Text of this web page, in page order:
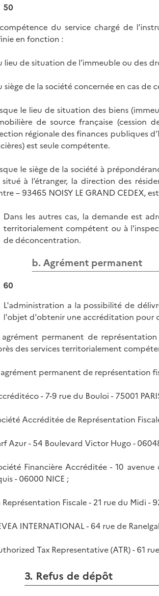
50
du service chargé de
en fonction :
lieu de situation de l'immeuble ou des
siège de la société concernée en cas
le lieu de situation des biens
de source française (cession
régionale des finances publiques
est seule compétente.
le siège de la société à
à l’étranger, la direction des
– 93465 NOISY LE GRAND CEDEX,
Dans les autres cas, la demande est
territorialement compétent ou à
de déconcentration.
b. Agrément permanent
60
L'administration a la possibilité de
l'objet d'obtenir une accréditation pour
agrément permanent de
des services territorialement
permanent de représentation
- 7-9 rue du Bouloi - 75001
Accréditée de Représentation
Azur - 54 Boulevard Victor Hugo -
Financière Accréditée - 10
- 06000 NICE ;
Représentation Fiscale - 21 rue du Midi -
INTERNATIONAL - 64 rue de
Tax Representative (ATR) - 61
3. Refus de dépôt